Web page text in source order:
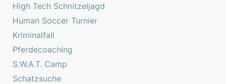
High Tech Schnitzeljagd
Human Soccer Turnier
Kriminalfall
Pferdecoaching
S.W.A.T. Camp
Schatzsuche